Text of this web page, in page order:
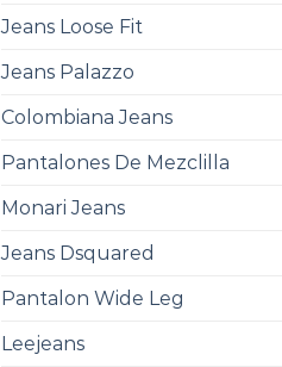
Jeans Loose Fit
Jeans Palazzo
Colombiana Jeans
Pantalones De Mezclilla
Monari Jeans
Jeans Dsquared
Pantalon Wide Leg
Leejeans